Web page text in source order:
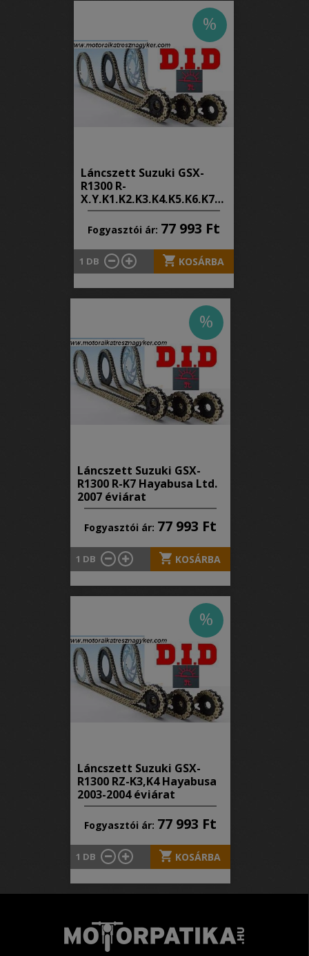
%
Láncszett Suzuki GSX-
R1300 R-
X,Y,K1,K2,K3,K4,K5,K6,K7
Hayabusa 1999-2007
évjárat
Fogyasztói ár: 77 993 Ft
1 DB KOSÁRBA
%
Láncszett Suzuki GSX-
R1300 R-K7 Hayabusa Ltd.
2007 évjárat
Fogyasztói ár: 77 993 Ft
1 DB KOSÁRBA
%
Láncszett Suzuki GSX-
R1300 RZ-K3,K4 Hayabusa
2003-2004 évjárat
Fogyasztói ár: 77 993 Ft
1 DB KOSÁRBA